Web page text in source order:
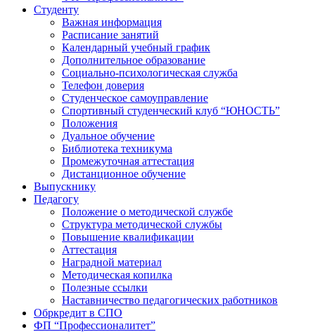
Студенту
Важная информация
Расписание занятий
Календарный учебный график
Дополнительное образование
Социально-психологическая служба
Телефон доверия
Студенческое самоуправление
Спортивный студенческий клуб “ЮНОСТЬ”
Положения
Дуальное обучение
Библиотека техникума
Промежуточная аттестация
Дистанционное обучение
Выпускнику
Педагогу
Положение о методической службе
Структура методической службы
Повышение квалификации
Аттестация
Наградной материал
Методическая копилка
Полезные ссылки
Наставничество педагогических работников
Обркредит в СПО
ФП “Профессионалитет”